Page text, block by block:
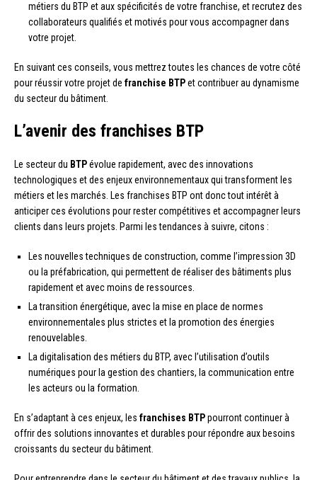
métiers du BTP et aux spécificités de votre franchise, et recrutez des
collaborateurs qualifiés et motivés pour vous accompagner dans
votre projet.
En suivant ces conseils, vous mettrez toutes les chances de votre côté
pour réussir votre projet de franchise BTPet contribuer au dynamisme
du secteur du bâtiment.
L’avenir des franchises BTP
Le secteur du BTPévolue rapidement, avec des innovations
technologiques et des enjeux environnementaux qui transforment les
métiers et les marchés. Les franchises BTP ont donc tout intérêt à
anticiper ces évolutions pour rester compétitives et accompagner leurs
clients dans leurs projets. Parmi les tendances à suivre, citons :
Les nouvelles techniques de construction, comme l’impression 3D
ou la préfabrication, qui permettent de réaliser des bâtiments plus
rapidement et avec moins de ressources.
La transition énergétique, avec la mise en place de normes
environnementales plus strictes et la promotion des énergies
renouvelables.
La digitalisation des métiers du BTP, avec l’utilisation d’outils
numériques pour la gestion des chantiers, la communication entre
les acteurs ou la formation.
En s’adaptant à ces enjeux, les franchises BTPpourront continuer à
offrir des solutions innovantes et durables pour répondre aux besoins
croissants du secteur du bâtiment.